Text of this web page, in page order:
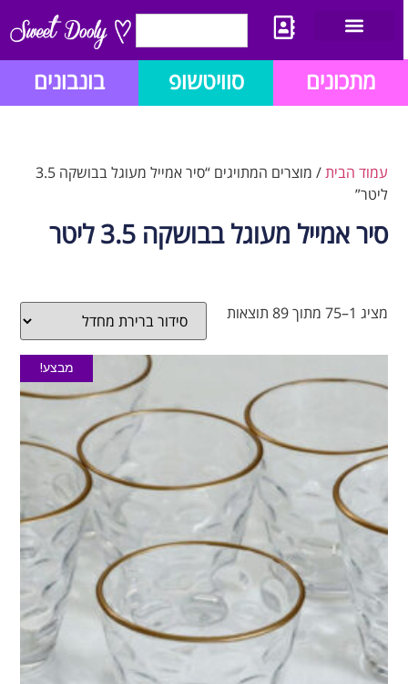
מתכונים סוויטשופ בונבונים
עמוד הבית
/ מוצרים המתויגים “סיר אמייל מעוגל בבושקה 3.5
ליטר”
סיר אמייל מעוגל בבושקה 3.5 ליטר
מציג 1–75 מתוך 89 תוצאות
מבצע!